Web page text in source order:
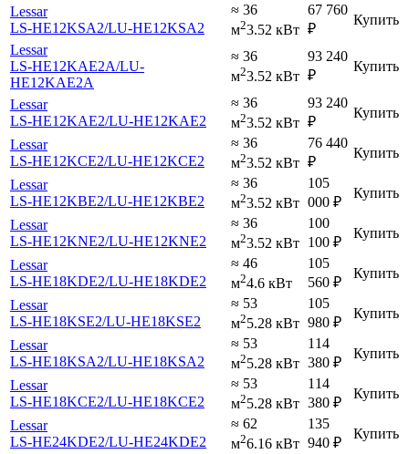
Lessar
LS-HE12KSA2/LU-HE12KSA2
≈ 36
м23.52 кВт
67 760
₽
Купить
Lessar
LS-HE12KAE2A/LU-
HE12KAE2A
≈ 36
м23.52 кВт
93 240
₽
Купить
Lessar
LS-HE12KAE2/LU-HE12KAE2
≈ 36
м23.52 кВт
93 240
₽
Купить
Lessar
LS-HE12KCE2/LU-HE12KCE2
≈ 36
м23.52 кВт
76 440
₽
Купить
Lessar
LS-HE12KBE2/LU-HE12KBE2
≈ 36
м23.52 кВт
105
000 ₽
Купить
Lessar
LS-HE12KNE2/LU-HE12KNE2
≈ 36
м23.52 кВт
100
100 ₽
Купить
Lessar
LS-HE18KDE2/LU-HE18KDE2
≈ 46
м24.6 кВт
105
560 ₽
Купить
Lessar
LS-HE18KSE2/LU-HE18KSE2
≈ 53
м25.28 кВт
105
980 ₽
Купить
Lessar
LS-HE18KSA2/LU-HE18KSA2
≈ 53
м25.28 кВт
114
380 ₽
Купить
Lessar
LS-HE18KCE2/LU-HE18KCE2
≈ 53
м25.28 кВт
114
380 ₽
Купить
Lessar
LS-HE24KDE2/LU-HE24KDE2
≈ 62
м26.16 кВт
135
940 ₽
Купить